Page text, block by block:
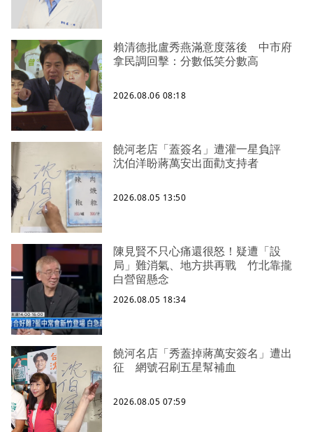
賴清德批盧秀燕滿意度落後 中市府
拿民調回擊：分數低笑分數高
2026.08.06 08:18
饒河老店「蓋簽名」遭灌一星負評
沈伯洋盼蔣萬安出面勸支持者
2026.08.05 13:50
陳見賢不只心痛還很怒！疑遭「設
局」難消氣、地方拱再戰 竹北靠攏
白營留懸念
2026.08.05 18:34
饒河名店「秀蓋掉蔣萬安簽名」遭出
征 網號召刷五星幫補血
2026.08.05 07:59